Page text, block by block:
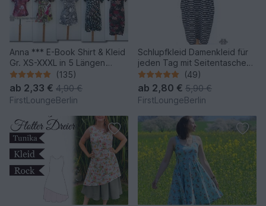
Anna *** E-Book Shirt & Kleid
Gr. XS-XXXL in 5 Längen
Nähanleitung mit
Schnittmuster Design von
firstloungeberlin
(135)
ab 2,33 € 4,90 €
FirstLoungeBerlin
Schlupfkleid Damenkleid für
jeden Tag mit Seitentaschen
- Sommerkleid Jerseykleid
Tunika Nähen mit nur kleinem
Schnitt
(49)
ab 2,80 € 5,90 €
FirstLoungeBerlin